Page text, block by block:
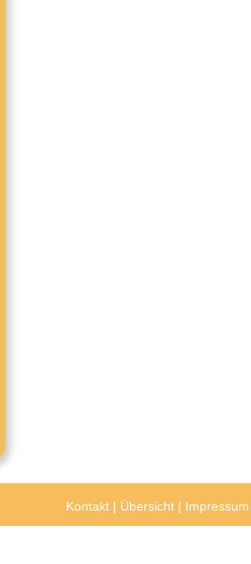
Kontakt | Übersicht | Impressum